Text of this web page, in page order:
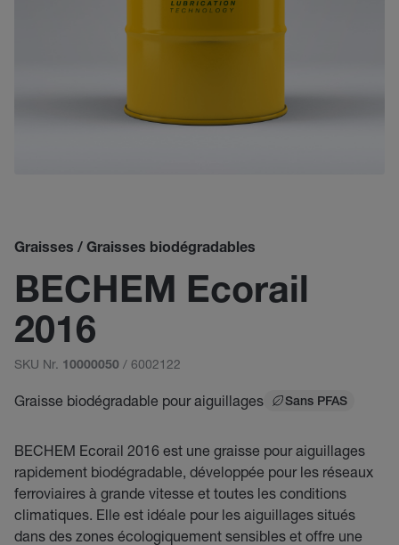
Graisses / Graisses biodégradables
BECHEM Ecorail
2016
SKU Nr. 10000050 / 6002122
Graisse biodégradable pour aiguillages Sans PFAS
BECHEM Ecorail 2016 est une graisse pour aiguillages
rapidement biodégradable, développée pour les réseaux
ferroviaires à grande vitesse et toutes les conditions
climatiques. Elle est idéale pour les aiguillages situés
dans des zones écologiquement sensibles et offre une